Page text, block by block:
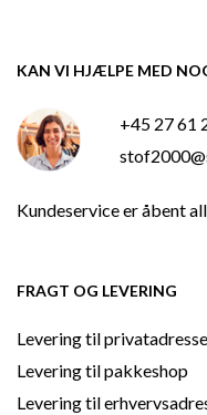
KAN VI HJÆLPE MED
+45 27 61
Kundeservice er åbent
FRAGT OG LEVERING
Levering til privatadresse
Levering til pakkeshop
Levering til